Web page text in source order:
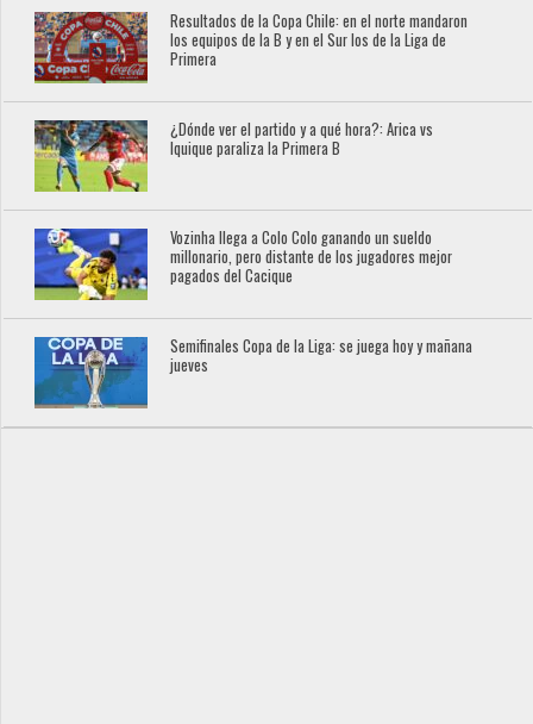
Resultados de la Copa Chile: en el norte mandaron
los equipos de la B y en el Sur los de la Liga de
Primera
¿Dónde ver el partido y a qué hora?: Arica vs
Iquique paraliza la Primera B
Vozinha llega a Colo Colo ganando un sueldo
millonario, pero distante de los jugadores mejor
pagados del Cacique
Semifinales Copa de la Liga: se juega hoy y mañana
jueves